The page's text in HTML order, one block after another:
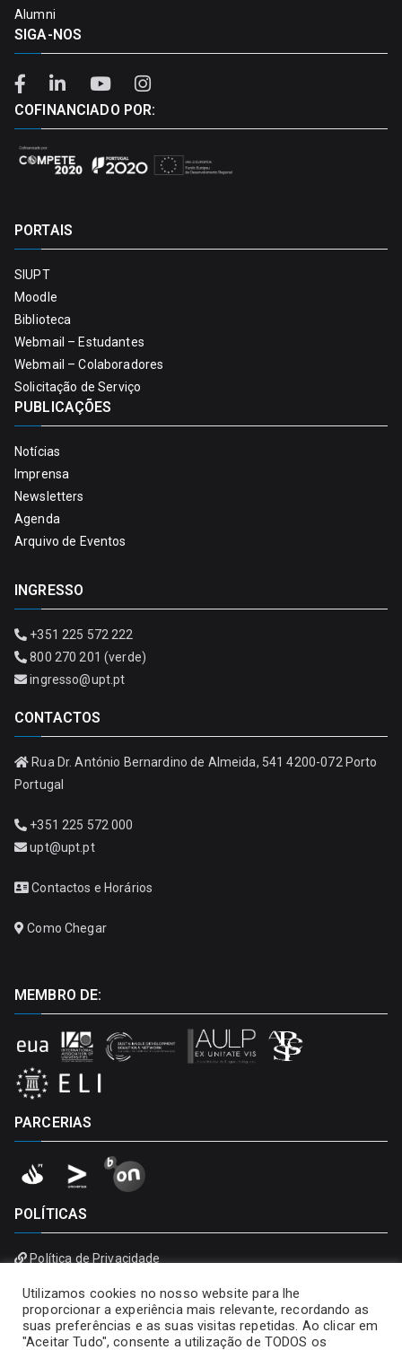
Alumni
SIGA-NOS
COFINANCIADO POR:
PORTAIS
SIUPT
Moodle
Biblioteca
Webmail – Estudantes
Webmail – Colaboradores
Solicitação de Serviço
PUBLICAÇÕES
Notícias
Imprensa
Newsletters
Agenda
Arquivo de Eventos
INGRESSO
+351 225 572 222
800 270 201 (verde)
ingresso@upt.pt
CONTACTOS
Rua Dr. António Bernardino de Almeida, 541 4200-072 Porto
Portugal
+351 225 572 000
upt@upt.pt
Contactos e Horários
Como Chegar
MEMBRO DE:
PARCERIAS
POLÍTICAS
Política de Privacidade
Utilizamos cookies no nosso website para lhe
proporcionar a experiência mais relevante, recordando as
suas preferências e as suas visitas repetidas. Ao clicar em
"Aceitar Tudo", consente a utilização de TODOS os